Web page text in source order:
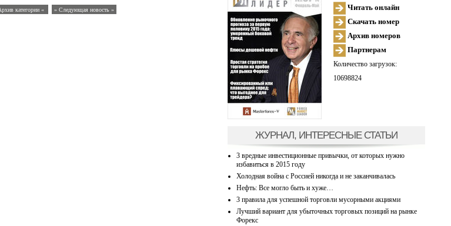
категории « » Следующая новость »
Читать онлайн
Скачать номер
Архив номеров
Партнерам
Количество загрузок:
10698824
ЖУРНАЛ, ИНТЕРЕСНЫЕ СТАТЬИ
3 вредные инвестиционные привычки, от которых нужно
избавиться в 2015 году
Холодная война с Россией никогда и не заканчивалась
Нефть: Все могло быть и хуже…
3 правила для успешной торговли мусорными акциями
Лучший вариант для убыточных торговых позиций на рынке
Форекс